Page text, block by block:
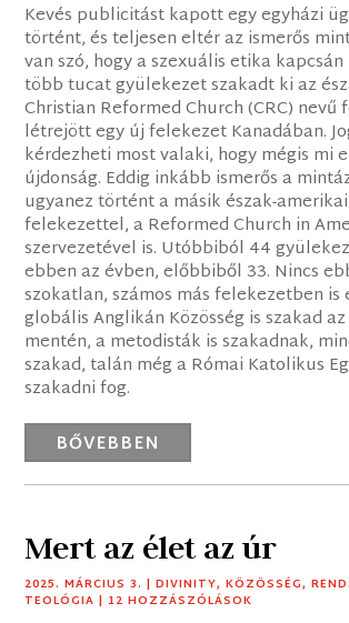
Kevés publicitást kapott egy egyházi
történt, és teljesen eltér az ismerős
van szó, hogy a szexuális etika
több tucat gyülekezet szakadt ki az
Christian Reformed Church (CRC)
létrejött egy új felekezet Kanadában.
kérdezheti most valaki, hogy mégis mi
újdonság. Eddig inkább ismerős a
ugyanez történt a másik észak-
felekezettel, a Reformed Church in
szervezetével is. Utóbbiból 44
ebben az évben, előbbiből 33. Nincs
szokatlan, számos más felekezetben is
globális Anglikán Közösség is szakad
mentén, a metodisták is szakadnak,
szakad, talán még a Római Katolikus
szakadni fog.
BŐVEBBEN
Mert az élet az úr
2025. MÁRCIUS 3. |DIVINITY,KÖZÖSSÉG,
TEOLÓGIA | 12 HOZZÁSZÓLÁSOK